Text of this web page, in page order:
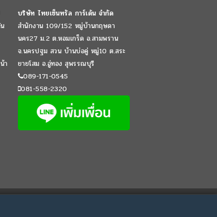
า
บริษัท ไทยเซ็นทรัล การ์เด้น จำกัด
สำนักงาน 109/152 หมู่บ้านกฤษดา
นคร27 ม.2 ต.หอมเกร็ด อ.สามพราน
จ.นครปฐม สวน บ้านบ่อคู่ หมู่10 ต.สระ
ยายโสม อ.อู่ทอง สุพรรณบุรี
089-171-0545
081-558-2320